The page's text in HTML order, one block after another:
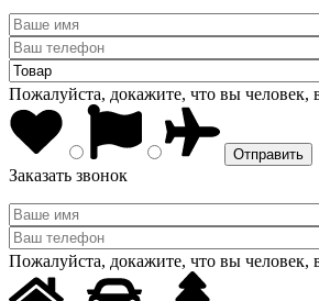
Пожалуйста, докажите, что вы человек,
Заказать звонок
Пожалуйста, докажите, что вы человек,